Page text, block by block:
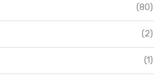
(80)
(2)
(1)